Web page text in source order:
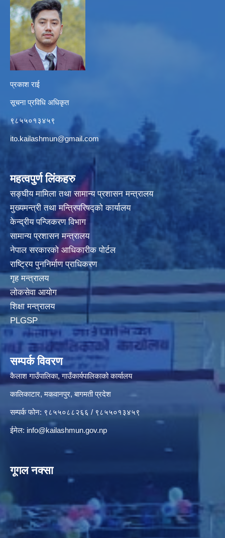
प्रकाश राई
सूचना प्रविधि अधिकृत
९८५५०१३४५९
ito.kailashmun@gmail.com
महत्वपुर्ण लिंकहरु
सङ्घीय मामिला तथा सामान्य प्रशासन मन्त्रालय
मुख्यमन्त्री तथा मन्त्रिपरिषद्‍को कार्यालय
केन्द्रीय पन्जिकरण विभाग
सामान्य प्रशासन मन्त्रालय
नेपाल सरकारको आधिकारीक पोर्टल
राष्ट्रिय पुननिर्माण प्राधिकरण
गृह मन्त्रालय
लोकसेवा आयोग
शिक्षा मन्त्रालय
PLGSP
सम्पर्क विवरण
कैलाश गाउँपालिका, गाउँकार्यपालिकाको कार्यालय
कालिकाटार, मकवानपुर, बागमती प्रदेश
सम्पर्क फोन: ९८५५०८८२६६ / ९८५५०१३४५९
ईमेल: info@kailashmun.gov.np
गूगल नक्सा